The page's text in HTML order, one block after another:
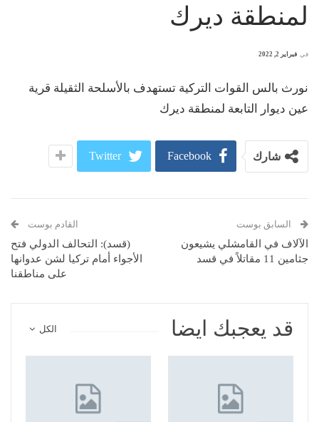
لمنطقة ديرك
في فبراير 2, 2022
نورث بالس القوات التركية تستهدف بالأسلحة الثقيلة قرية
عين ديوار التابعة لمنطقة ديرك
شارك Facebook
Twitter
السابق بوست
الآلاف في القامشلي يشيعون
جثامين 11 مقاتلاً في قسد
القادم بوست
(قسد): التحالف الدولي فتح
الأجواء أمام تركيا لشن عدوانها
على مناطقنا
الكل قد يعجبك ايضا